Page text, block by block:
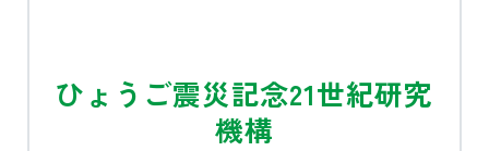
ひょうご震災記念21世紀研究
機構